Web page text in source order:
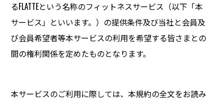
るFLATTEという名称のフィットネスサービス（以下「本
サービス」といいます。）の提供条件及び当社と会員及
び会員希望者等本サービスの利用を希望する皆さまとの
間の権利関係を定めたものとなります。
本サービスのご利用に際しては、本規約の全文をお読み